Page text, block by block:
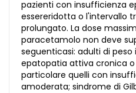
pazienti con insufficienza
essereridotta o l'intervallo
prolungato. La dose
paracetamolo non deve
seguenticasi: adulti di peso
epatopatia attiva cronica
particolare quelli con
amoderata; sindrome di